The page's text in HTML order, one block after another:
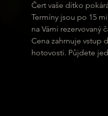
Čert vaše dítko
Termíny jsou po 15
na Vámi rezervovaný
Cena zahrnuje vstup
hotovosti. Půjdete